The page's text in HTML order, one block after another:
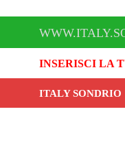
INSERISCI LA
ITALY SONDRIO